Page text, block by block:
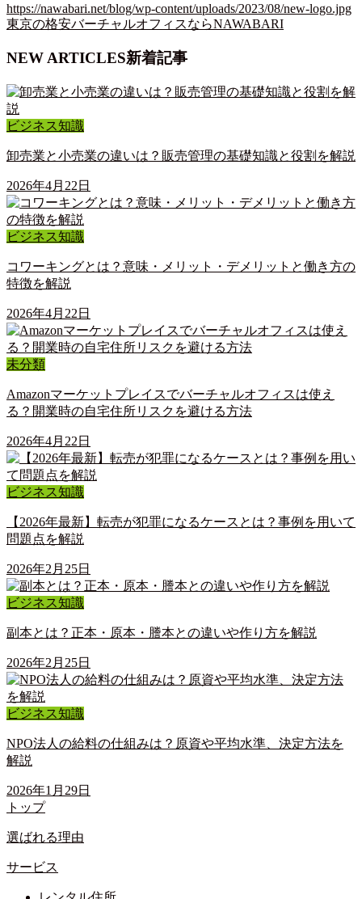
https://nawabari.net/blog/wp-content/uploads/2023/08/new-logo.jpg
東京の格安バーチャルオフィスならNAWABARI
NEW ARTICLES新着記事
ビジネス知識
卸売業と小売業の違いは？販売管理の基礎知識と役割を解説
2026年4月22日
ビジネス知識
コワーキングとは？意味・メリット・デメリットと働き方の
特徴を解説
2026年4月22日
未分類
Amazonマーケットプレイスでバーチャルオフィスは使え
る？開業時の自宅住所リスクを避ける方法
2026年4月22日
ビジネス知識
【2026年最新】転売が犯罪になるケースとは？事例を用いて
問題点を解説
2026年2月25日
ビジネス知識
副本とは？正本・原本・謄本との違いや作り方を解説
2026年2月25日
ビジネス知識
NPO法人の給料の仕組みは？原資や平均水準、決定方法を
解説
2026年1月29日
トップ
選ばれる理由
サービス